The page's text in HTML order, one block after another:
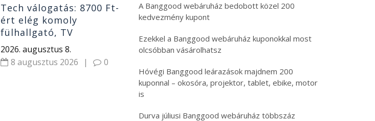
Tech válogatás: 8700 Ft-
ért elég komoly
fülhallgató, TV
hangrendszer minimális
pénzért és 2000 W-os
elektromos motor
2026. augusztus 8.
8 augusztus 2026
| 0
A Banggood webáruház bedobott közel 200
kedvezmény kupont
Ezekkel a Banggood webáruház kuponokkal most
olcsóbban vásárolhatsz
Hóvégi Banggood leárazások majdnem 200
kuponnal – okosóra, projektor, tablet, ebike, motor
is
Durva júliusi Banggood webáruház többszáz